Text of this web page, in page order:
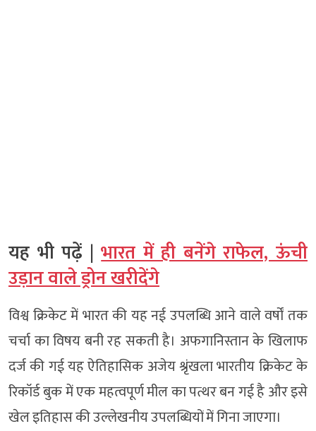
यह भी पढ़ें |भारत में ही बनेंगे राफेल, ऊंची
उड़ान वाले ड्रोन खरीदेंगे
विश्व क्रिकेट में भारत की यह नई उपलब्धि आने वाले वर्षों तक
चर्चा का विषय बनी रह सकती है। अफगानिस्तान के खिलाफ
दर्ज की गई यह ऐतिहासिक अजेय श्रृंखला भारतीय क्रिकेट के
रिकॉर्ड बुक में एक महत्वपूर्ण मील का पत्थर बन गई है और इसे
खेल इतिहास की उल्लेखनीय उपलब्धियों में गिना जाएगा।